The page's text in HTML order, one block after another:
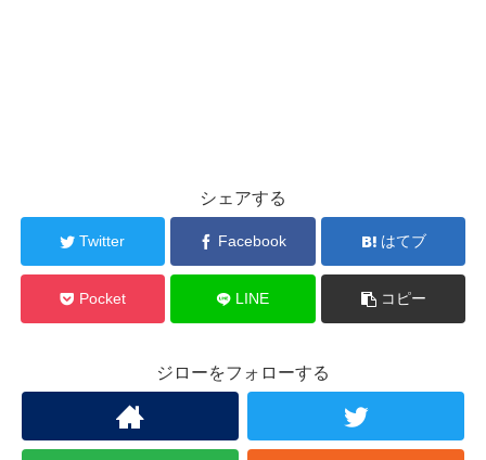
シェアする
Twitter Facebook はてブ
Pocket LINE コピー
ジローをフォローする